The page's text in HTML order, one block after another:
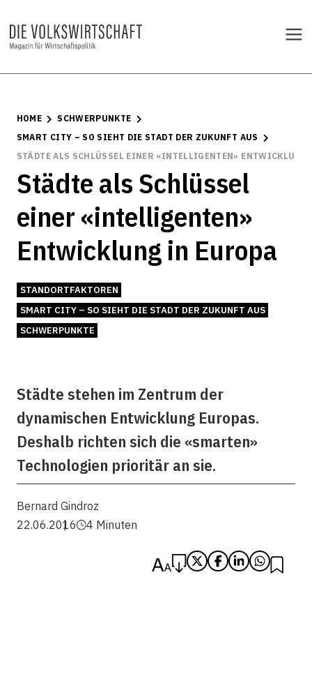
HOME
SCHWERPUNKTE
SMART CITY – SO SIEHT DIE STADT DER ZUKUNFT AUS
STÄDTE ALS SCHLÜSSEL EINER «INTELLIGENTEN» ENTWICKLUNG
Städte als Schlüssel
einer «intelligenten»
Entwicklung in Europa
STANDORTFAKTOREN
SMART CITY – SO SIEHT DIE STADT DER ZUKUNFT AUS
SCHWERPUNKTE
Städte stehen im Zentrum der
dynamischen Entwicklung Europas.
Deshalb richten sich die «smarten»
Technologien prioritär an sie.
Bernard Gindroz
22.06.2016
4 Minuten